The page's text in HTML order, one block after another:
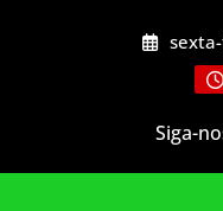
Siga-